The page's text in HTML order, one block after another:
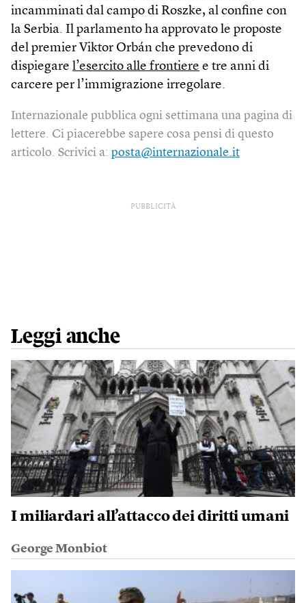
incamminati dal campo di Roszke, al confine con
la Serbia. Il parlamento ha approvato le proposte
del premier Viktor Orbán che prevedono di
dispiegare l’esercito alle frontiere e tre anni di
carcere per l’immigrazione irregolare.
Internazionale pubblica ogni settimana una pagina di
lettere. Ci piacerebbe sapere cosa pensi di questo
articolo. Scrivici a: posta@internazionale.it
PUBBLICITÀ
Leggi anche
I miliardari all’attacco dei diritti umani
George Monbiot